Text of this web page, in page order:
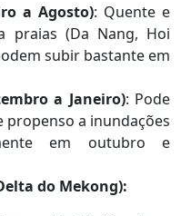
a Agosto): Quente e
praias (Da Nang, Hoi
subir bastante em
a Janeiro): Pode
propenso a inundações
em outubro e
do Mekong):